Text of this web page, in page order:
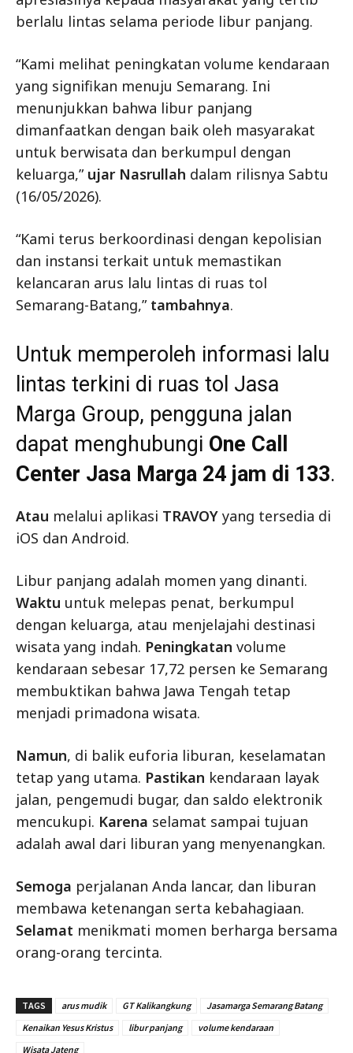
berlalu lintas selama periode libur panjang.
“Kami melihat peningkatan volume kendaraan
yang signifikan menuju Semarang. Ini
menunjukkan bahwa libur panjang
dimanfaatkan dengan baik oleh masyarakat
untuk berwisata dan berkumpul dengan
keluarga,” ujar Nasrullah dalam rilisnya Sabtu
(16/05/2026).
“Kami terus berkoordinasi dengan kepolisian
dan instansi terkait untuk memastikan
kelancaran arus lalu lintas di ruas tol
Semarang-Batang,” tambahnya.
Untuk memperoleh informasi lalu
lintas terkini di ruas tol Jasa
Marga Group, pengguna jalan
dapat menghubungi One Call
Center Jasa Marga 24 jam di 133.
Atau melalui aplikasi TRAVOY yang tersedia di
iOS dan Android.
Libur panjang adalah momen yang dinanti.
Waktu untuk melepas penat, berkumpul
dengan keluarga, atau menjelajahi destinasi
wisata yang indah. Peningkatan volume
kendaraan sebesar 17,72 persen ke Semarang
membuktikan bahwa Jawa Tengah tetap
menjadi primadona wisata.
Namun, di balik euforia liburan, keselamatan
tetap yang utama. Pastikan kendaraan layak
jalan, pengemudi bugar, dan saldo elektronik
mencukupi. Karena selamat sampai tujuan
adalah awal dari liburan yang menyenangkan.
Semoga perjalanan Anda lancar, dan liburan
membawa ketenangan serta kebahagiaan.
Selamat menikmati momen berharga bersama
orang-orang tercinta.
TAGS arus mudik GT Kalikangkung
Jasamarga Semarang Batang
Kenaikan Yesus Kristus
libur panjang
volume kendaraan
Wisata Jateng